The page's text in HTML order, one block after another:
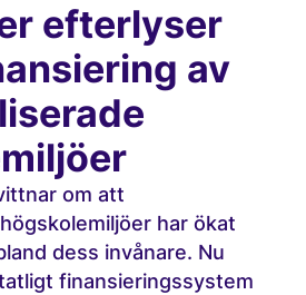
efterlyser
av
om att
har ökat
dess invånare. Nu
finansieringssystem